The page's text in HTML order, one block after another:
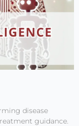
disease
guidance.